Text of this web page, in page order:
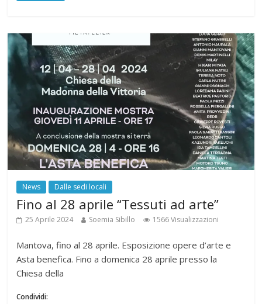
News Dalle sedi locali
Fino al 28 aprile “Tessuti ad arte”
25 Aprile 2024 Soemia Sibillo 1566 Visualizzazioni
Mantova, fino al 28 aprile. Esposizione opere d’arte e
Asta benefica. Fino a domenica 28 aprile presso la
Chiesa della
Condividi: